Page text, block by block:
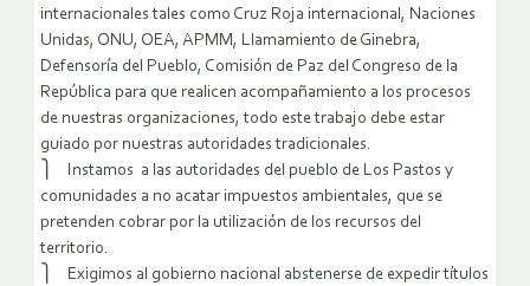
internacionales tales como Cruz Roja internacional, Naciones
Unidas, ONU, OEA, APMM, Llamamiento de Ginebra,
Defensoría del Pueblo, Comisión de Paz del Congreso de la
República para que realicen acompañamiento a los procesos
de nuestras organizaciones, todo este trabajo debe estar
guiado por nuestras autoridades tradicionales.
⎫ Instamos a las autoridades del pueblo de Los Pastos y
comunidades a no acatar impuestos ambientales, que se
pretenden cobrar por la utilización de los recursos del
territorio.
⎫ Exigimos al gobierno nacional abstenerse de expedir títulos